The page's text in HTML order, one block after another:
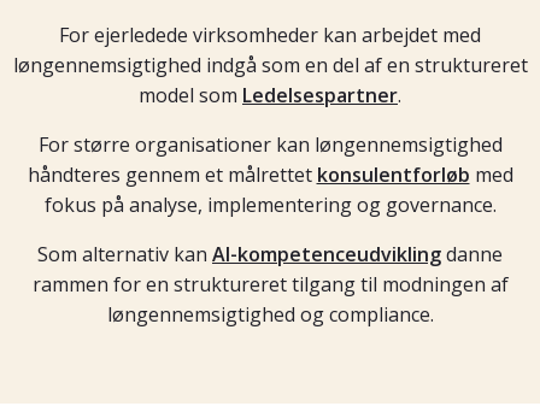
For ejerledede virksomheder kan arbejdet med
løngennemsigtighed indgå som en del af en struktureret
model som Ledelsespartner.
For større organisationer kan løngennemsigtighed
håndteres gennem et målrettet konsulentforløb med
fokus på analyse, implementering og governance.
Som alternativ kan AI-kompetenceudviklingdanne
rammen for en struktureret tilgang til modningen af
løngennemsigtighed og compliance.